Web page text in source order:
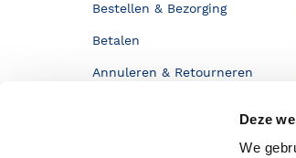
Deze
We
Bestellen & Bezorging
Betalen
Annuleren & Retourneren